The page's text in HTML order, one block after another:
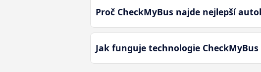
Proč CheckMyBus najde nejlepší
Jak funguje technologie